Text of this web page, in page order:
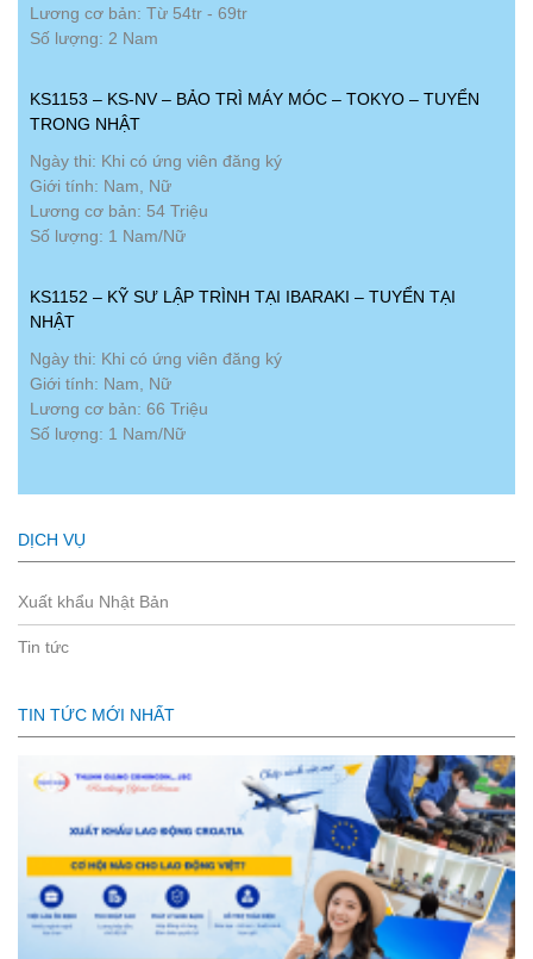
Lương cơ bản: Từ 54tr - 69tr
Số lượng: 2 Nam
KS1153 – KS-NV – BẢO TRÌ MÁY MÓC – TOKYO – TUYỂN
TRONG NHẬT
Ngày thi: Khi có ứng viên đăng ký
Giới tính: Nam, Nữ
Lương cơ bản: 54 Triệu
Số lượng: 1 Nam/Nữ
KS1152 – KỸ SƯ LẬP TRÌNH TẠI IBARAKI – TUYỂN TẠI
NHẬT
Ngày thi: Khi có ứng viên đăng ký
Giới tính: Nam, Nữ
Lương cơ bản: 66 Triệu
Số lượng: 1 Nam/Nữ
DỊCH VỤ
Xuất khẩu Nhật Bản
Tin tức
TIN TỨC MỚI NHẤT